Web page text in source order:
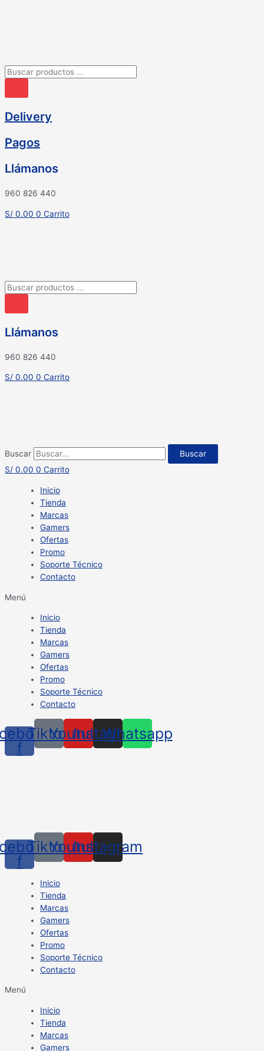
Búsqueda
productos
Delivery
Pagos
Llámanos
960 826 440
S/ 0.00 0 Carrito
Búsqueda
productos
Llámanos
960 826 440
S/ 0.00 0 Carrito
Buscar
Buscar
S/ 0.00 0 Carrito
Inicio
Tienda
Marcas
Gamers
Ofertas
Promo
Soporte Técnico
Contacto
Menú
Inicio
Tienda
Marcas
Gamers
Ofertas
Promo
Soporte Técnico
Contacto
f
TiktokYoutube
Instagram
Whatsapp
f
TiktokYoutube
Instagram
Inicio
Tienda
Marcas
Gamers
Ofertas
Promo
Soporte Técnico
Contacto
Menú
Inicio
Tienda
Marcas
Gamers